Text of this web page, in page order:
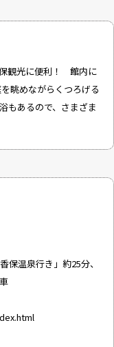
観光に便利！ 館内に
眺めながらくつろげる
もあるので、さまざま
保温泉行き」約25分、